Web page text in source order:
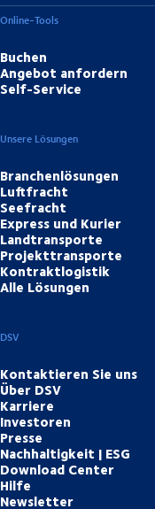
Online-Tools
Buchen
Angebot anfordern
Self-Service
Unsere Lösungen
Branchenlösungen
Luftfracht
Seefracht
Express und Kurier
Landtransporte
Projekttransporte
Kontraktlogistik
Alle Lösungen
DSV
Kontaktieren Sie uns
Über DSV
Karriere
Investoren
Presse
Nachhaltigkeit | ESG
Download Center
Hilfe
Newsletter